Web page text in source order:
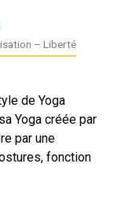
– Liberté
de Yoga
Yoga créée par
par une
fonction